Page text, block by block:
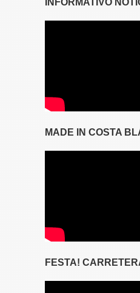
INFORMATIVO
MADE IN COSTA
FESTA!